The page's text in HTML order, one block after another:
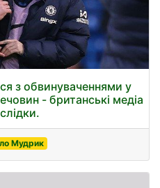
з обвинуваченнями у
- британські медіа
Мудрик